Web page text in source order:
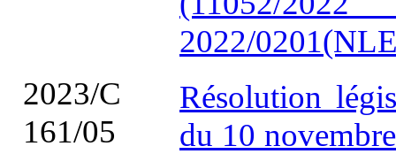
2022/
2023/C
161/05
Résolution
du 10